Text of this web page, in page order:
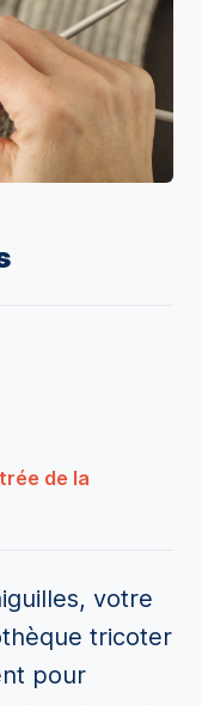
de la
votre
tricoter
pour